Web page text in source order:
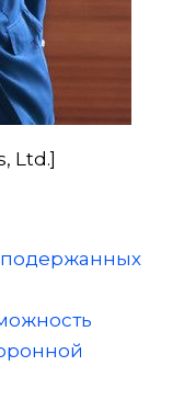
Ltd.]
подержанных